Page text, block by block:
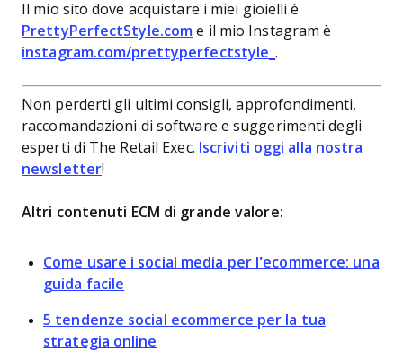
Il mio sito dove acquistare i miei gioielli è
PrettyPerfectStyle.com e il mio Instagram è
instagram.com/prettyperfectstyle_.
Non perderti gli ultimi consigli, approfondimenti,
raccomandazioni di software e suggerimenti degli
esperti di The Retail Exec. Iscriviti oggi alla nostra
newsletter!
Altri contenuti ECM di grande valore:
Come usare i social media per l’ecommerce: una
guida facile
5 tendenze social ecommerce per la tua
strategia online